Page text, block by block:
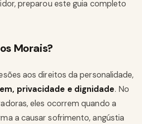
preparou este guia completo
Morais?
aos direitos da personalidade,
privacidade e dignidade. No
eles ocorrem quando a
a causar sofrimento, angústia